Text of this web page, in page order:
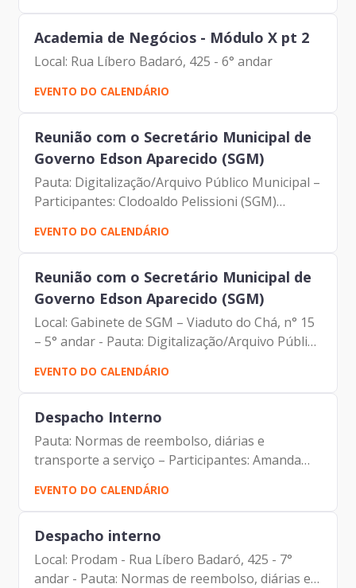
Academia de Negócios - Módulo X pt 2
Local: Rua Líbero Badaró, 425 - 6° andar
EVENTO DO CALENDÁRIO
Reunião com o Secretário Municipal de
Governo Edson Aparecido (SGM)
Pauta: Digitalização/Arquivo Público Municipal –
Participantes: Clodoaldo Pelissioni (SGM)
Cristiano de Arruda Barbirato (PGM) Darcio
Gomes (SMG) Edson Aparecido dos Santos
(SGM) Johann Nogueira...
EVENTO DO CALENDÁRIO
Reunião com o Secretário Municipal de
Governo Edson Aparecido (SGM)
Local: Gabinete de SGM – Viaduto do Chá, n° 15
– 5° andar - Pauta: Digitalização/Arquivo Público
Municipal - Participantes: Clodoaldo Pelissioni
(SGM) Cristiano de Arruda Barbirato (PGM)
Darcio...
EVENTO DO CALENDÁRIO
Despacho Interno
Pauta: Normas de reembolso, diárias e
transporte a serviço – Participantes: Amanda
Carrara Dória (Gerente de Compras e
Contratações) Carlos Alberto da Silva (Assessor
da Presidência) Elias Fares...
EVENTO DO CALENDÁRIO
Despacho interno
Local: Prodam - Rua Líbero Badaró, 425 - 7°
andar - Pauta: Normas de reembolso, diárias e